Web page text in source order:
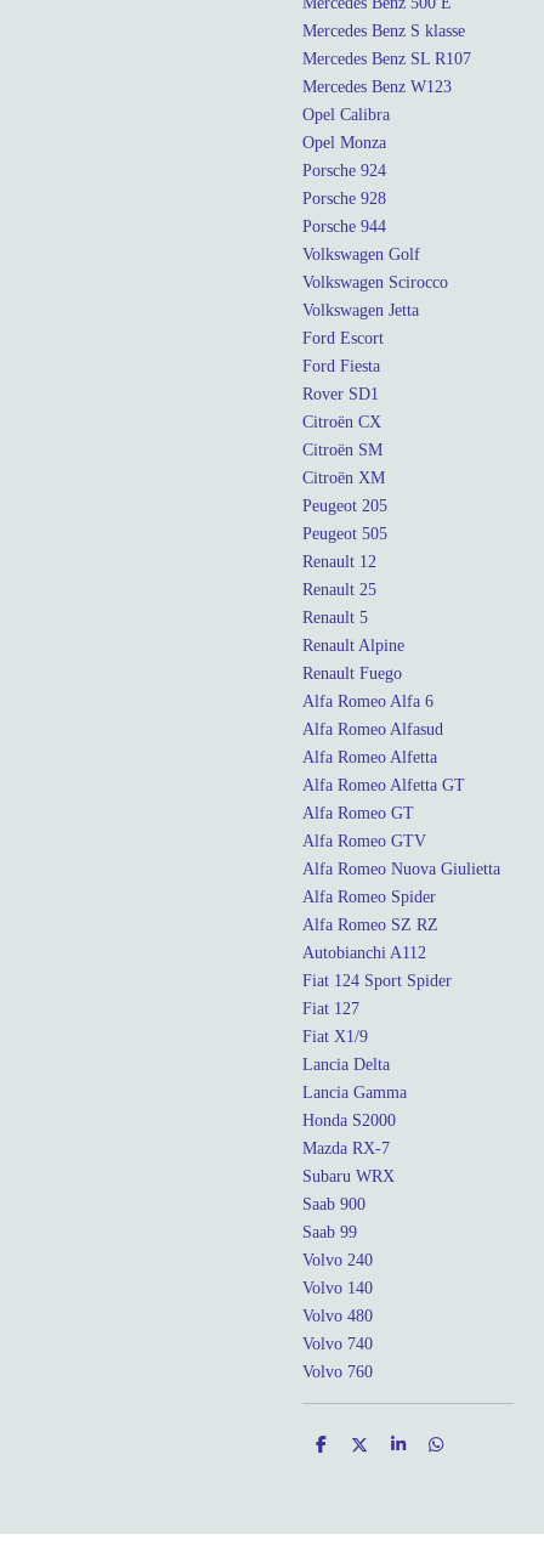
Mercedes Benz S klasse
Mercedes Benz SL R107
Mercedes Benz W123
Opel Calibra
Opel Monza
Porsche 924
Porsche 928
Porsche 944
Volkswagen Golf
Volkswagen Scirocco
Volkswagen Jetta
Ford Escort
Ford Fiesta
Rover SD1
Citroën CX
Citroën SM
Citroën XM
Peugeot 205
Peugeot 505
Renault 12
Renault 25
Renault 5
Renault Alpine
Renault Fuego
Alfa Romeo Alfa 6
Alfa Romeo Alfasud
Alfa Romeo Alfetta
Alfa Romeo Alfetta GT
Alfa Romeo GT
Alfa Romeo GTV
Alfa Romeo Nuova Giulietta
Alfa Romeo Spider
Alfa Romeo SZ RZ
Autobianchi A112
Fiat 124 Sport Spider
Fiat 127
Fiat X1/9
Lancia Delta
Lancia Gamma
Honda S2000
Mazda RX-7
Subaru WRX
Saab 900
Saab 99
Volvo 240
Volvo 140
Volvo 480
Volvo 740
Volvo 760
D
D
S
D